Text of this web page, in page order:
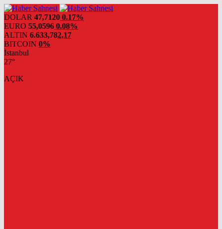
DOLAR 47,7120 0.17%
EURO 55,0596 0.08%
ALTIN 6.633,782,17
BITCOIN 0%
İstanbul
27°
AÇIK